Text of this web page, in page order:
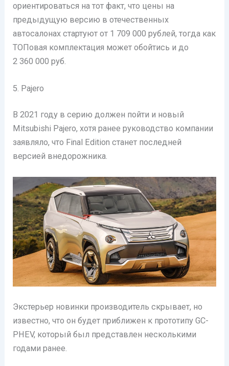
ориентироваться на тот факт, что цены на
предыдущую версию в отечественных
автосалонах стартуют от 1 709 000 рублей, тогда как
ТОПовая комплектация может обойтись и до
2 360 000 руб.
5. Pajero
В 2021 году в серию должен пойти и новый
Mitsubishi Pajero, хотя ранее руководство компании
заявляло, что Final Edition станет последней
версией внедорожника.
Экстерьер новинки производитель скрывает, но
известно, что он будет приближен к прототипу GC-
PHEV, который был представлен несколькими
годами ранее.